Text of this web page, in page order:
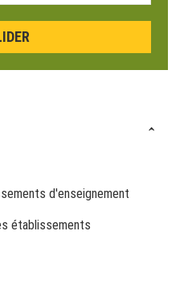
d'enseignement
établissements